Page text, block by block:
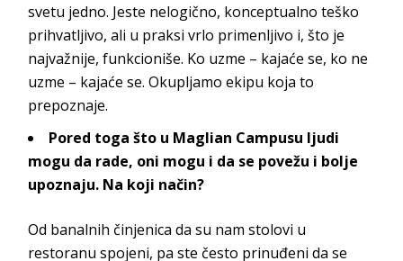
svetu jedno. Jeste nelogično, konceptualno teško
prihvatljivo, ali u praksi vrlo primenljivo i, što je
najvažnije, funkcioniše. Ko uzme – kajaće se, ko ne
uzme – kajaće se. Okupljamo ekipu koja to
prepoznaje.
Pored toga što u Maglian Campusu ljudi
mogu da rade, oni mogu i da se povežu i bolje
upoznaju. Na koji način?
Od banalnih činjenica da su nam stolovi u
restoranu spojeni, pa ste često prinuđeni da se